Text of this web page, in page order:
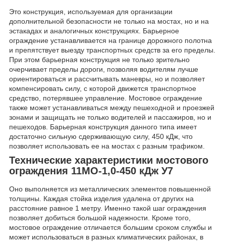
Это конструкция, используемая для организации
дополнительной безопасности не только на мостах, но и на
эстакадах и аналогичных конструкциях. Барьерное
ограждение устанавливается на границе дорожного полотна
и препятствует выезду транспортных средств за его пределы.
При этом барьерная конструкция не только зрительно
очерчивает пределы дороги, позволяя водителям лучше
ориентироваться и рассчитывать маневры, но и позволяет
компенсировать силу, с которой движется транспортное
средство, потерявшее управление. Мостовое ограждение
также может устанавливаться между пешеходной и проезжей
зонами и защищать не только водителей и пассажиров, но и
пешеходов. Барьерная конструкция данного типа имеет
достаточно сильную сдерживающую силу, 450 кДж, что
позволяет использовать ее на мостах с разным трафиком.
Технические характеристики мостового
ограждения 11МО-1,0-450 кДж У7
Оно выполняется из металлических элементов повышенной
толщины. Каждая стойка изделия удалена от других на
расстояние равное 1 метру. Именно такой шаг ограждения
позволяет добиться большой надежности. Кроме того,
мостовое ограждение отличается большим сроком службы и
может использоваться в разных климатических районах, в